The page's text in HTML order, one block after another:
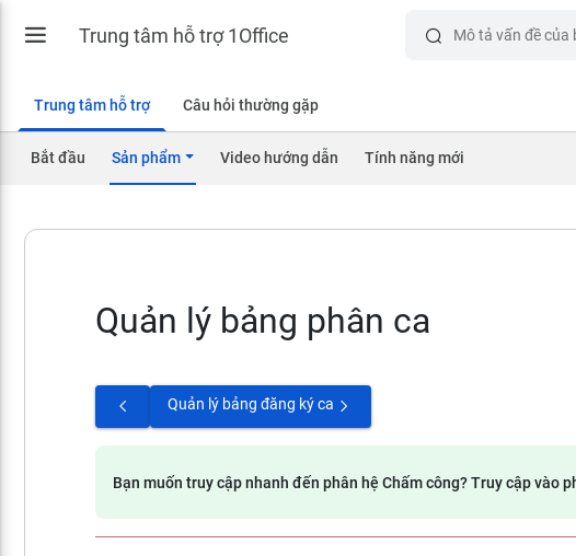
Trung tâm hỗ trợ 1Office
Trung tâm hỗ trợ Câu hỏi thường gặp
Bắt đầu Sản phẩm Video hướng dẫn Tính năng mới
Quản lý bảng phân ca
Quản lý bảng đăng ký ca
Bạn muốn truy cập nhanh đến phân hệ Chấm công? Truy cập vào